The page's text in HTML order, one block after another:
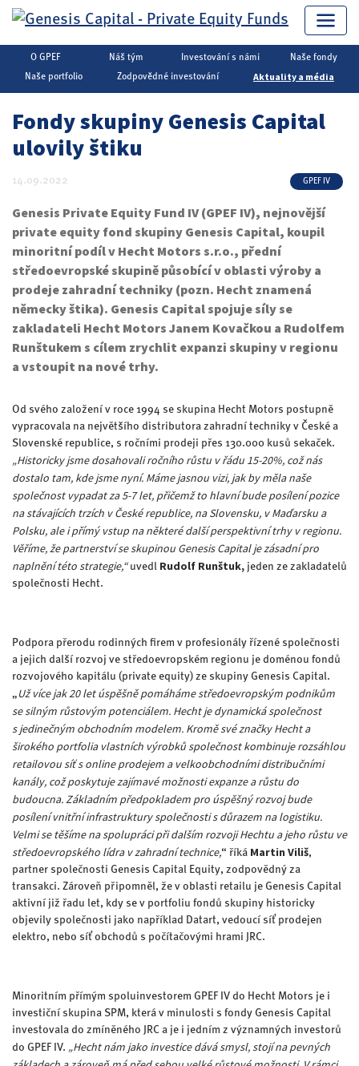
O GPEF Náš tým Investování s námi Naše fondy
Naše portfolio Zodpovědné investování Aktuality a média
Fondy skupiny Genesis Capital
ulovily štiku
14.09.2022 GPEF IV
Genesis Private Equity Fund IV (GPEF IV), nejnovější
private equity fond skupiny Genesis Capital, koupil
minoritní podíl v Hecht Motors s.r.o., přední
středoevropské skupině působící v oblasti výroby a
prodeje zahradní techniky (pozn. Hecht znamená
německy štika). Genesis Capital spojuje síly se
zakladateli Hecht Motors Janem Kovačkou a Rudolfem
Runštukem s cílem zrychlit expanzi skupiny v regionu
a vstoupit na nové trhy.
Od svého založení v roce 1994 se skupina Hecht Motors postupně
vypracovala na největšího distributora zahradní techniky v České a
Slovenské republice, s ročními prodeji přes 130.000 kusů sekaček.
„Historicky jsme dosahovali ročního růstu v řádu 15-20%, což nás
dostalo tam, kde jsme nyní. Máme jasnou vizi, jak by měla naše
společnost vypadat za 5-7 let, přičemž to hlavníbude posílení pozice
na stávajících trzích v České republice, na Slovensku, v Maďarsku a
Polsku, ale i přímý vstup na některé další perspektivní trhy v regionu.
Věříme, že partnerství se skupinou Genesis Capital je zásadní pro
naplnění této strategie,“uvedl Rudolf Runštuk, jeden ze zakladatelů
společnosti Hecht.
Podpora přerodu rodinných firem v profesionály řízené společnosti
a jejich další rozvoj ve středoevropském regionu je doménou fondů
rozvojového kapitálu (private equity) ze skupiny Genesis Capital.
„ Už více jak 20 let úspěšně pomáháme středoevropským podnikům
se silným růstovým potenciálem. Hecht je dynamická společnost
s jedinečným obchodním modelem. Kromě své značky Hecht a
širokého portfolia vlastních výrobků společnost kombinuje rozsáhlou
retailovou síť s online prodejem a velkoobchodními distribučními
kanály, což poskytuje zajímavé možnosti expanze a růstu do
budoucna. Základním předpokladem pro úspěšný rozvoj bude
posílení vnitřní infrastruktury společnosti s důrazem na logistiku.
Velmi se těšíme na spolupráci při dalším rozvoji Hechtu a jeho růstu ve
středoevropského lídra v zahradní technice,“ říká Martin Viliš,
partner společnosti Genesis Capital Equity, zodpovědný za
transakci. Zároveň připomněl, že v oblasti retailu je Genesis Capital
aktivní již řadu let, kdy se v portfoliu fondů skupiny historicky
objevily společnosti jako například Datart, vedoucí síť prodejen
elektro, nebo síť obchodů s počítačovými hrami JRC.
Minoritním přímým spoluinvestorem GPEF IV do Hecht Motors je i
investiční skupina SPM, která v minulosti s fondy Genesis Capital
investovala do zmíněného JRC a je i jedním z významných investorů
do GPEF IV. „Hecht nám jako investice dává smysl, stojí na pevných